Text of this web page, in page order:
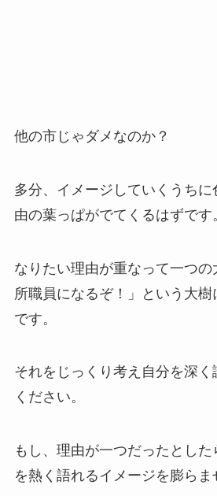
他の市じゃダメなのか？
多分、イメージしていくうち
由の葉っぱがでてくるはずです
なりたい理由が重なって一つ
所職員になるぞ！」という大
です。
それをじっくり考え自分を深く
ください。
もし、理由が一つだったとし
を熱く語れるイメージを膨らま